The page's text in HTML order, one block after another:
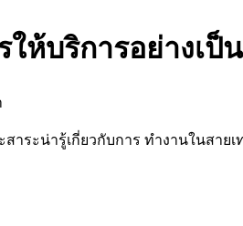
ห้บริการอย่างเป็
ระน่ารู้เกี่ยวกับการ ทำงานในสาย